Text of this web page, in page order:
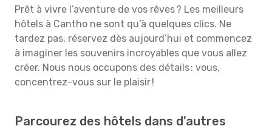
Prêt à vivre l’aventure de vos rêves ? Les meilleurs
hôtels à Cantho ne sont qu’à quelques clics. Ne
tardez pas, réservez dès aujourd’hui et commencez
à imaginer les souvenirs incroyables que vous allez
créer. Nous nous occupons des détails : vous,
concentrez-vous sur le plaisir !
Parcourez des hôtels dans d'autres